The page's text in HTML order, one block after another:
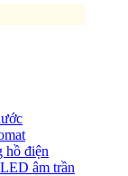
hồ điện
âm trần